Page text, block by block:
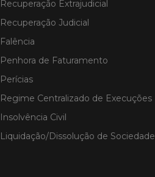
Recuperação Extrajudicial
Recuperação Judicial
Falência
Penhora de Faturamento
Perícias
Regime Centralizado de Execuções
Insolvência Civil
Liquidação/Dissolução de Sociedade